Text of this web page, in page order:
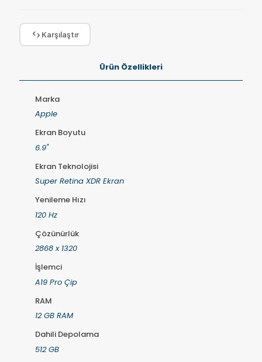
Karşılaştır
Ürün Özellikleri
Marka
Apple
Ekran Boyutu
6.9"
Ekran Teknolojisi
Super Retina XDR Ekran
Yenileme Hızı
120 Hz
Çözünürlük
2868 x 1320
İşlemci
A19 Pro Çip
RAM
12 GB RAM
Dahili Depolama
512 GB